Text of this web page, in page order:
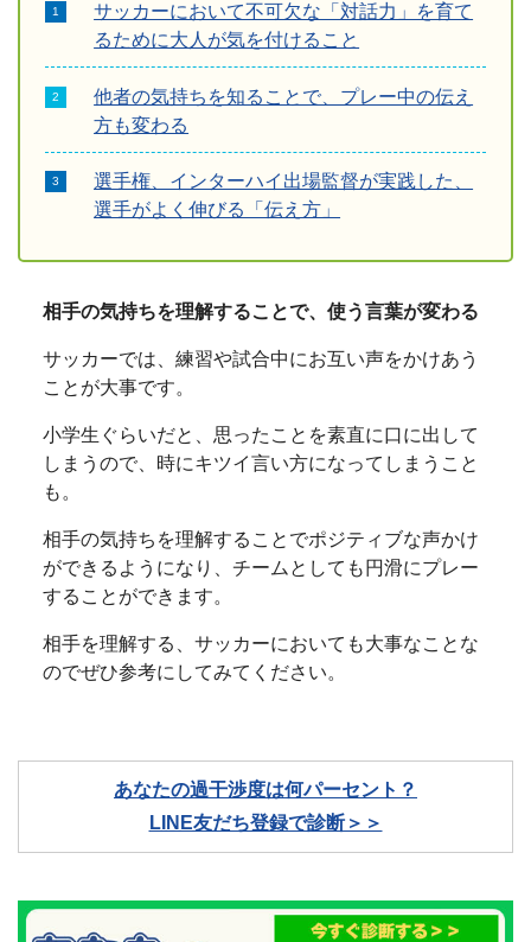
サッカーにおいて不可欠な「対話力」を育て
るために大人が気を付けること
他者の気持ちを知ることで、プレー中の伝え
方も変わる
選手権、インターハイ出場監督が実践した、
選手がよく伸びる「伝え方」
相手の気持ちを理解することで、使う言葉が変わる
サッカーでは、練習や試合中にお互い声をかけあう
ことが大事です。
小学生ぐらいだと、思ったことを素直に口に出して
しまうので、時にキツイ言い方になってしまうこと
も。
相手の気持ちを理解することでポジティブな声かけ
ができるようになり、チームとしても円滑にプレー
することができます。
相手を理解する、サッカーにおいても大事なことな
のでぜひ参考にしてみてください。
あなたの過干渉度は何パーセント？
LINE友だち登録で診断＞＞